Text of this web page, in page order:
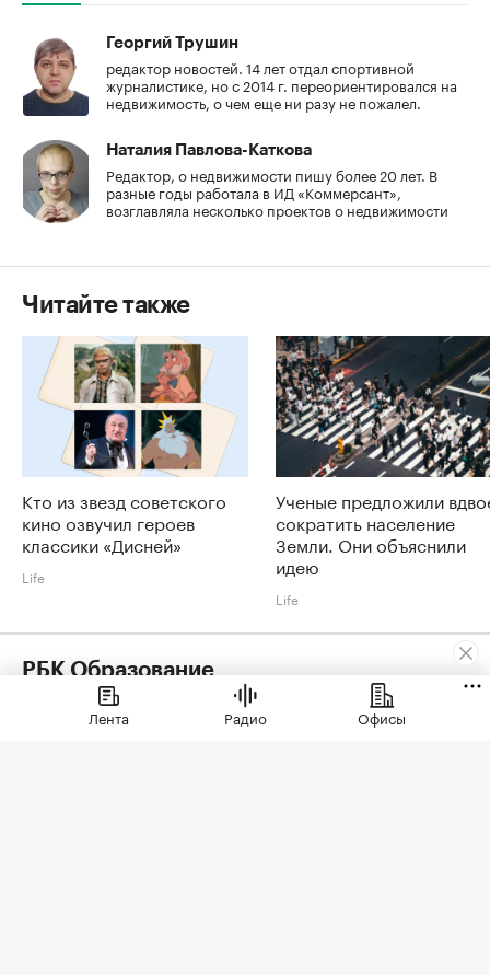
Георгий Трушин
редактор новостей. 14 лет отдал спортивной
журналистике, но с 2014 г. переориентировался на
недвижимость, о чем еще ни разу не пожалел.
Наталия Павлова-Каткова
Редактор, о недвижимости пишу более 20 лет. В
разные годы работала в ИД «Коммерсант»,
возглавляла несколько проектов о недвижимости
Читайте также
Кто из звезд советского
кино озвучил героев
классики «Дисней»
Life
Ученые предложили
сократить население
Земли. Они объяснили
идею
Life
РБК Образование
Увольнять без вины: как руководителю пережить сложные
кадровые решения
Лента Радио Офисы